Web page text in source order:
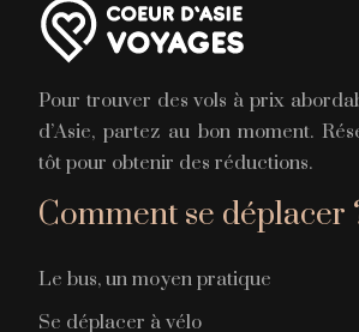
Pour trouver des vols à prix
d’Asie, partez au bon moment.
tôt pour obtenir des réductions.
Comment se déplacer
Le bus, un moyen pratique
Se déplacer à vélo